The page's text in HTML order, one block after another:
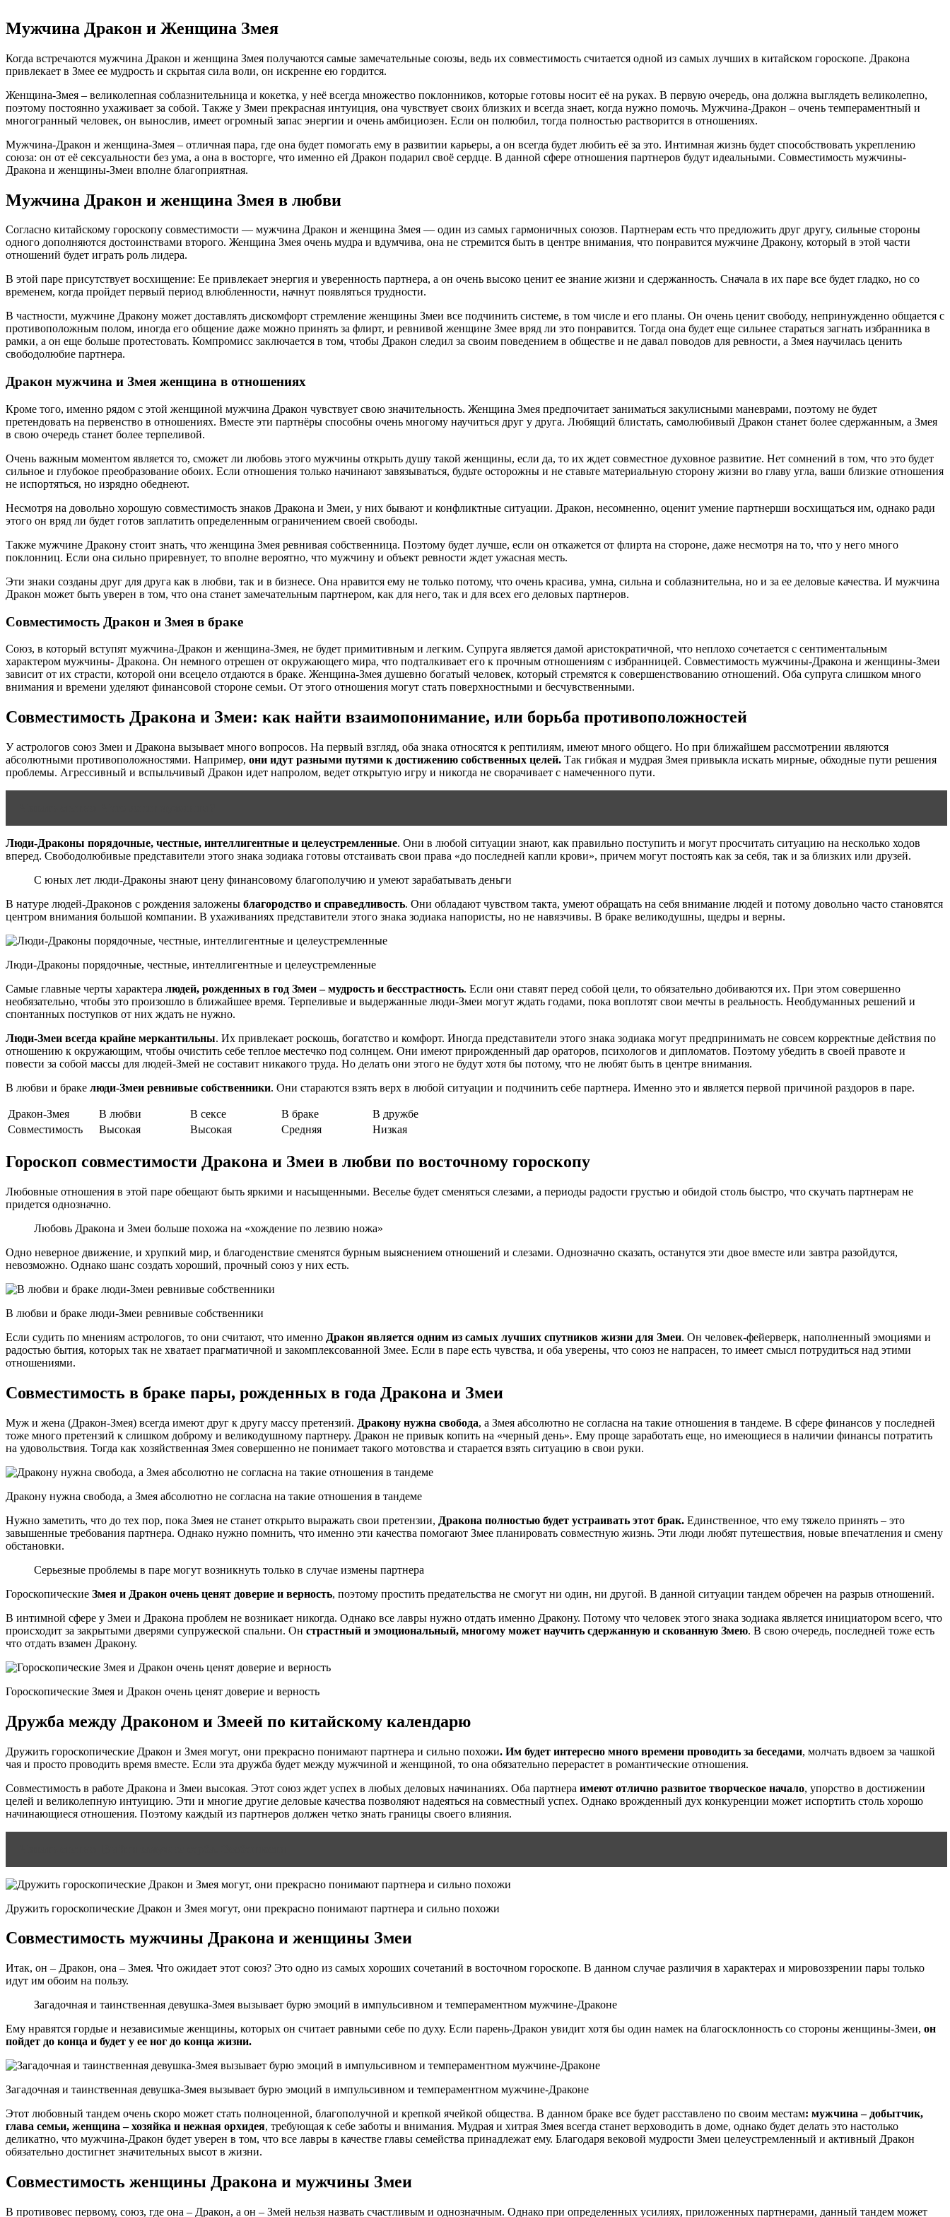
Мужчина Дракон и Женщина Змея
Когда встречаются мужчина Дракон и женщина Змея получаются самые замечательные союзы, ведь их совместимость считается одной из самых лучших в китайском гороскопе. Дракона
привлекает в Змее ее мудрость и скрытая сила воли, он искренне ею гордится.
Женщина-Змея – великолепная соблазнительница и кокетка, у неё всегда множество поклонников, которые готовы носит её на руках. В первую очередь, она должна выглядеть великолепно,
поэтому постоянно ухаживает за собой. Также у Змеи прекрасная интуиция, она чувствует своих близких и всегда знает, когда нужно помочь. Мужчина-Дракон – очень темпераментный и
многогранный человек, он вынослив, имеет огромный запас энергии и очень амбициозен. Если он полюбил, тогда полностью растворится в отношениях.
Мужчина-Дракон и женщина-Змея – отличная пара, где она будет помогать ему в развитии карьеры, а он всегда будет любить её за это. Интимная жизнь будет способствовать укреплению
союза: он от её сексуальности без ума, а она в восторге, что именно ей Дракон подарил своё сердце. В данной сфере отношения партнеров будут идеальными. Совместимость мужчины-
Дракона и женщины-Змеи вполне благоприятная.
Мужчина Дракон и женщина Змея в любви
Согласно китайскому гороскопу совместимости — мужчина Дракон и женщина Змея — один из самых гармоничных союзов. Партнерам есть что предложить друг другу, сильные стороны
одного дополняются достоинствами второго. Женщина Змея очень мудра и вдумчива, она не стремится быть в центре внимания, что понравится мужчине Дракону, который в этой части
отношений будет играть роль лидера.
В этой паре присутствует восхищение: Ее привлекает энергия и уверенность партнера, а он очень высоко ценит ее знание жизни и сдержанность. Сначала в их паре все будет гладко, но со
временем, когда пройдет первый период влюбленности, начнут появляться трудности.
В частности, мужчине Дракону может доставлять дискомфорт стремление женщины Змеи все подчинить системе, в том числе и его планы. Он очень ценит свободу, непринужденно общается с
противоположным полом, иногда его общение даже можно принять за флирт, и ревнивой женщине Змее вряд ли это понравится. Тогда она будет еще сильнее стараться загнать избранника в
рамки, а он еще больше протестовать. Компромисс заключается в том, чтобы Дракон следил за своим поведением в обществе и не давал поводов для ревности, а Змея научилась ценить
свободолюбие партнера.
Дракон мужчина и Змея женщина в отношениях
Кроме того, именно рядом с этой женщиной мужчина Дракон чувствует свою значительность. Женщина Змея предпочитает заниматься закулисными маневрами, поэтому не будет
претендовать на первенство в отношениях. Вместе эти партнёры способны очень многому научиться друг у друга. Любящий блистать, самолюбивый Дракон станет более сдержанным, а Змея
в свою очередь станет более терпеливой.
Очень важным моментом является то, сможет ли любовь этого мужчины открыть душу такой женщины, если да, то их ждет совместное духовное развитие. Нет сомнений в том, что это будет
сильное и глубокое преобразование обоих. Если отношения только начинают завязываться, будьте осторожны и не ставьте материальную сторону жизни во главу угла, ваши близкие отношения
не испортяться, но изрядно обеднеют.
Несмотря на довольно хорошую совместимость знаков Дракона и Змеи, у них бывают и конфликтные ситуации. Дракон, несомненно, оценит умение партнерши восхищаться им, однако ради
этого он вряд ли будет готов заплатить определенным ограничением своей свободы.
Также мужчине Дракону стоит знать, что женщина Змея ревнивая собственница. Поэтому будет лучше, если он откажется от флирта на стороне, даже несмотря на то, что у него много
поклонниц. Если она сильно приревнует, то вполне вероятно, что мужчину и объект ревности ждет ужасная месть.
Эти знаки созданы друг для друга как в любви, так и в бизнесе. Она нравится ему не только потому, что очень красива, умна, сильна и соблазнительна, но и за ее деловые качества. И мужчина
Дракон может быть уверен в том, что она станет замечательным партнером, как для него, так и для всех его деловых партнеров.
Совместимость Дракон и Змея в браке
Союз, в который вступят мужчина-Дракон и женщина-Змея, не будет примитивным и легким. Супруга является дамой аристократичной, что неплохо сочетается с сентиментальным
характером мужчины- Дракона. Он немного отрешен от окружающего мира, что подталкивает его к прочным отношениям с избранницей. Совместимость мужчины-Дракона и женщины-Змеи
зависит от их страсти, которой они всецело отдаются в браке. Женщина-Змея душевно богатый человек, который стремятся к совершенствованию отношений. Оба супруга слишком много
внимания и времени уделяют финансовой стороне семьи. От этого отношения могут стать поверхностными и бесчувственными.
Совместимость Дракона и Змеи: как найти взаимопонимание, или борьба противоположностей
У астрологов союз Змеи и Дракона вызывает много вопросов. На первый взгляд, оба знака относятся к рептилиям, имеют много общего. Но при ближайшем рассмотрении являются
абсолютными противоположностями. Например, они идут разными путями к достижению собственных целей. Так гибкая и мудрая Змея привыкла искать мирные, обходные пути решения
проблемы. Агрессивный и вспыльчивый Дракон идет напролом, ведет открытую игру и никогда не сворачивает с намеченного пути.
Люди-Драконы порядочные, честные, интеллигентные и целеустремленные. Они в любой ситуации знают, как правильно поступить и могут просчитать ситуацию на несколько ходов
вперед. Свободолюбивые представители этого знака зодиака готовы отстаивать свои права «до последней капли крови», причем могут постоять как за себя, так и за близких или друзей.
С юных лет люди-Драконы знают цену финансовому благополучию и умеют зарабатывать деньги
В натуре людей-Драконов с рождения заложены благородство и справедливость. Они обладают чувством такта, умеют обращать на себя внимание людей и потому довольно часто становятся
центром внимания большой компании. В ухаживаниях представители этого знака зодиака напористы, но не навязчивы. В браке великодушны, щедры и верны.
Люди-Драконы порядочные, честные, интеллигентные и целеустремленные
Самые главные черты характера людей, рожденных в год Змеи – мудрость и бесстрастность. Если они ставят перед собой цели, то обязательно добиваются их. При этом совершенно
необязательно, чтобы это произошло в ближайшее время. Терпеливые и выдержанные люди-Змеи могут ждать годами, пока воплотят свои мечты в реальность. Необдуманных решений и
спонтанных поступков от них ждать не нужно.
Люди-Змеи всегда крайне меркантильны. Их привлекает роскошь, богатство и комфорт. Иногда представители этого знака зодиака могут предпринимать не совсем корректные действия по
отношению к окружающим, чтобы очистить себе теплое местечко под солнцем. Они имеют прирожденный дар ораторов, психологов и дипломатов. Поэтому убедить в своей правоте и
повести за собой массы для людей-Змей не составит никакого труда. Но делать они этого не будут хотя бы потому, что не любят быть в центре внимания.
В любви и браке люди-Змеи ревнивые собственники. Они стараются взять верх в любой ситуации и подчинить себе партнера. Именно это и является первой причиной раздоров в паре.
Дракон-Змея В любви В сексе В браке
В дружбе
Совместимость
Высокая Высокая Средняя Низкая
Гороскоп совместимости Дракона и Змеи в любви по восточному гороскопу
Любовные отношения в этой паре обещают быть яркими и насыщенными. Веселье будет сменяться слезами, а периоды радости грустью и обидой столь быстро, что скучать партнерам не
придется однозначно.
Любовь Дракона и Змеи больше похожа на «хождение по лезвию ножа»
Одно неверное движение, и хрупкий мир, и благоденствие сменятся бурным выяснением отношений и слезами. Однозначно сказать, останутся эти двое вместе или завтра разойдутся,
невозможно. Однако шанс создать хороший, прочный союз у них есть.
В любви и браке люди-Змеи ревнивые собственники
Если судить по мнениям астрологов, то они считают, что именно Дракон является одним из самых лучших спутников жизни для Змеи. Он человек-фейерверк, наполненный эмоциями и
радостью бытия, которых так не хватает прагматичной и закомплексованной Змее. Если в паре есть чувства, и оба уверены, что союз не напрасен, то имеет смысл потрудиться над этими
отношениями.
Совместимость в браке пары, рожденных в года Дракона и Змеи
Муж и жена (Дракон-Змея) всегда имеют друг к другу массу претензий. Дракону нужна свобода, а Змея абсолютно не согласна на такие отношения в тандеме. В сфере финансов у последней
тоже много претензий к слишком доброму и великодушному партнеру. Дракон не привык копить на «черный день». Ему проще заработать еще, но имеющиеся в наличии финансы потратить
на удовольствия. Тогда как хозяйственная Змея совершенно не понимает такого мотовства и старается взять ситуацию в свои руки.
Дракону нужна свобода, а Змея абсолютно не согласна на такие отношения в тандеме
Нужно заметить, что до тех пор, пока Змея не станет открыто выражать свои претензии, Дракона полностью будет устраивать этот брак. Единственное, что ему тяжело принять – это
завышенные требования партнера. Однако нужно помнить, что именно эти качества помогают Змее планировать совместную жизнь. Эти люди любят путешествия, новые впечатления и смену
обстановки.
Серьезные проблемы в паре могут возникнуть только в случае измены партнера
Гороскопические Змея и Дракон очень ценят доверие и верность, поэтому простить предательства не смогут ни один, ни другой. В данной ситуации тандем обречен на разрыв отношений.
В интимной сфере у Змеи и Дракона проблем не возникает никогда. Однако все лавры нужно отдать именно Дракону. Потому что человек этого знака зодиака является инициатором всего, что
происходит за закрытыми дверями супружеской спальни. Он страстный и эмоциональный, многому может научить сдержанную и скованную Змею. В свою очередь, последней тоже есть
что отдать взамен Дракону.
Гороскопические Змея и Дракон очень ценят доверие и верность
Дружба между Драконом и Змеей по китайскому календарю
Дружить гороскопические Дракон и Змея могут, они прекрасно понимают партнера и сильно похожи. Им будет интересно много времени проводить за беседами, молчать вдвоем за чашкой
чая и просто проводить время вместе. Если эта дружба будет между мужчиной и женщиной, то она обязательно перерастет в романтические отношения.
Совместимость в работе Дракона и Змеи высокая. Этот союз ждет успех в любых деловых начинаниях. Оба партнера имеют отлично развитое творческое начало, упорство в достижении
целей и великолепную интуицию. Эти и многие другие деловые качества позволяют надеяться на совместный успех. Однако врожденный дух конкуренции может испортить столь хорошо
начинающиеся отношения. Поэтому каждый из партнеров должен четко знать границы своего влияния.
Дружить гороскопические Дракон и Змея могут, они прекрасно понимают партнера и сильно похожи
Совместимость мужчины Дракона и женщины Змеи
Итак, он – Дракон, она – Змея. Что ожидает этот союз? Это одно из самых хороших сочетаний в восточном гороскопе. В данном случае различия в характерах и мировоззрении пары только
идут им обоим на пользу.
Загадочная и таинственная девушка-Змея вызывает бурю эмоций в импульсивном и темпераментном мужчине-Драконе
Ему нравятся гордые и независимые женщины, которых он считает равными себе по духу. Если парень-Дракон увидит хотя бы один намек на благосклонность со стороны женщины-Змеи, он
пойдет до конца и будет у ее ног до конца жизни.
Загадочная и таинственная девушка-Змея вызывает бурю эмоций в импульсивном и темпераментном мужчине-Драконе
Этот любовный тандем очень скоро может стать полноценной, благополучной и крепкой ячейкой общества. В данном браке все будет расставлено по своим местам: мужчина – добытчик,
глава семьи, женщина – хозяйка и нежная орхидея, требующая к себе заботы и внимания. Мудрая и хитрая Змея всегда станет верховодить в доме, однако будет делать это настолько
деликатно, что мужчина-Дракон будет уверен в том, что все лавры в качестве главы семейства принадлежат ему. Благодаря вековой мудрости Змеи целеустремленный и активный Дракон
обязательно достигнет значительных высот в жизни.
Совместимость женщины Дракона и мужчины Змеи
В противовес первому, союз, где она – Дракон, а он – Змей нельзя назвать счастливым и однозначным. Однако при определенных усилиях, приложенных партнерами, данный тандем может